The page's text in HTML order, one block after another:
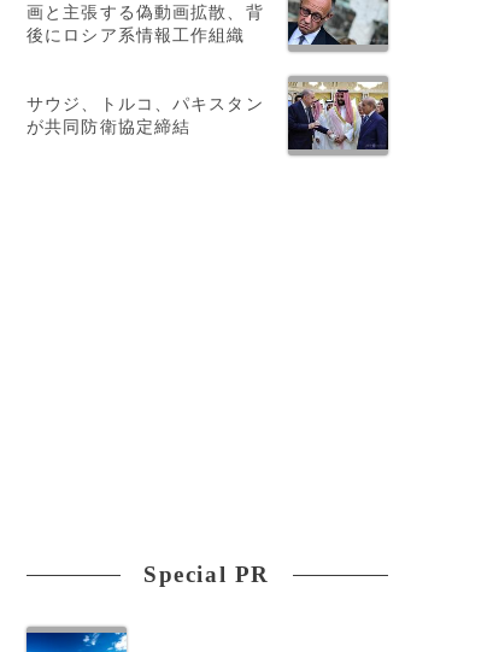
画と主張する偽動画拡散、背
後にロシア系情報工作組織
サウジ、トルコ、パキスタン
が共同防衛協定締結
Special PR